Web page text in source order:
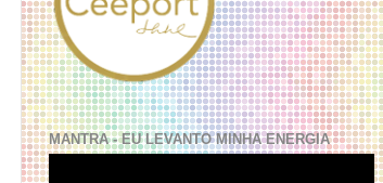
MANTRA - EU LEVANTO MINHA ENERGIA